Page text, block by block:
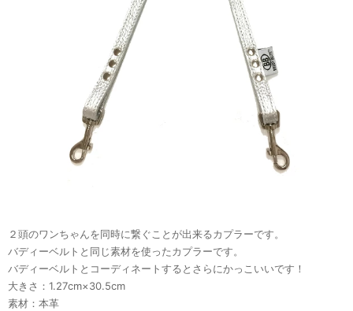
２頭のワンちゃんを同時に繋ぐことが出来るカプラーです。
バディーベルトと同じ素材を使ったカプラーです。
バディーベルトとコーディネートするとさらにかっこいいです！
大きさ：1.27cm×30.5cm
素材：本革